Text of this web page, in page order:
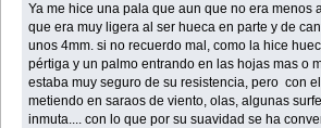
Ya me hice una pala que aun que no era menos
que era muy ligera al ser hueca en parte y de
unos 4mm. si no recuerdo mal, como la hice
pértiga y un palmo entrando en las hojas mas o
estaba muy seguro de su resistencia, pero con
metiendo en saraos de viento, olas, algunas
inmuta.... con lo que por su suavidad se ha